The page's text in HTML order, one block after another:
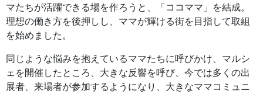
マたちが活躍できる場を作ろうと、「ココママ」を結成。
理想の働き方を後押しし、ママが輝ける街を目指して取組
を始めました。
同じような悩みを抱えているママたちに呼びかけ、マルシ
ェを開催したところ、大きな反響を呼び、今では多くの出
展者、来場者が参加するようになり、大きなママコミュニ